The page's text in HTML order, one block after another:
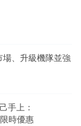
、升級機隊並強
手上：
時優惠